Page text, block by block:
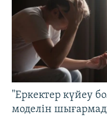
"Еркектер күйеу
моделін